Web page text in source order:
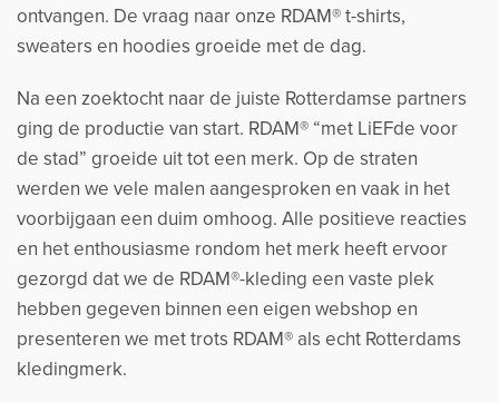
ontvangen. De vraag naar onze RDAM® t-shirts,
sweaters en hoodies groeide met de dag.
Na een zoektocht naar de juiste Rotterdamse partners
ging de productie van start. RDAM® “met LiEFde voor
de stad” groeide uit tot een merk. Op de straten
werden we vele malen aangesproken en vaak in het
voorbijgaan een duim omhoog. Alle positieve reacties
en het enthousiasme rondom het merk heeft ervoor
gezorgd dat we de RDAM®-kleding een vaste plek
hebben gegeven binnen een eigen webshop en
presenteren we met trots RDAM® als echt Rotterdams
kledingmerk.